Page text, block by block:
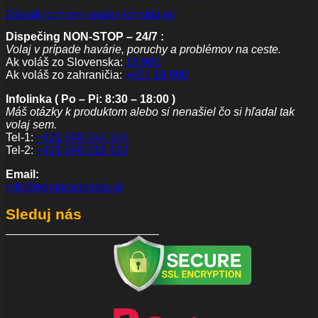
Zásady ochrany osobných údajov
Dispečing NON-STOP – 24/7 :
Volaj v prípade havárie, poruchy a problémov na ceste.
Ak voláš zo Slovenska: 18 900
Ak voláš zo zahraničia: +421 18 900
Infolinka ( Po – Pi: 8:30 – 18:00 )
Máš otázky k produktom alebo si nenašiel čo si hľadal tak
volaj sem.
Tel-1: +421 948 044 144
Tel-2: +421 948 013 422
Email:
info@pomocnaceste.sk
Sleduj nás